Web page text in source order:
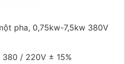
pha, 0,75kw-7,5kw 380V
/ 220V ± 15%